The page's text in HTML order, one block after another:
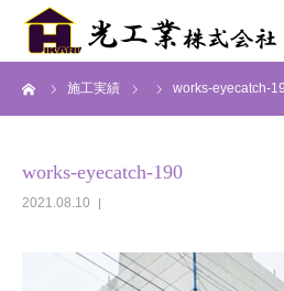
施工実績 works-eyecatch-
works-eyecatch-190
2021.08.10
HOME
施工実績